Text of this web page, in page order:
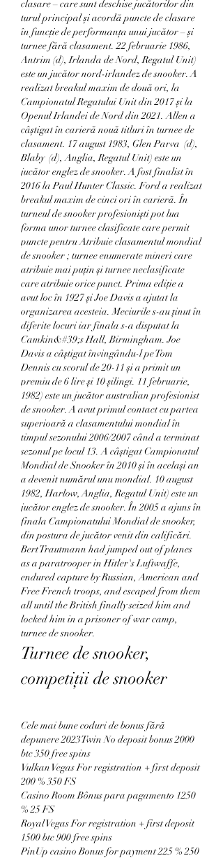
clasare – care sunt deschise jucătorilor din
turul principal și acordă puncte de clasare
în funcție de performanța unui jucător – și
turnee fără clasament. 22 februarie 1986,
Antrim ⁠(d), Irlanda de Nord, Regatul Unit)
este un jucător nord-irlandez de snooker. A
realizat breakul maxim de două ori, la
Campionatul Regatului Unit din 2017 și la
Openul Irlandei de Nord din 2021. Allen a
câștigat în carieră nouă titluri în turnee de
clasament. 17 august 1983, Glen Parva ⁠ (d),
Blaby ⁠ (d), Anglia, Regatul Unit) este un
jucător englez de snooker. A fost finalist în
2016 la Paul Hunter Classic. Ford a realizat
breakul maxim de cinci ori în carieră. În
turneul de snooker profesioniști pot lua
forma unor turnee clasificate care permit
puncte pentru Atribuie clasamentul mondial
de snooker ; turnee enumerate mineri care
atribuie mai puțin și turnee neclasificate
care atribuie orice punct. Prima ediție a
avut loc în 1927 și Joe Davis a ajutat la
organizarea acesteia. Meciurile s-au ținut în
diferite locuri iar finala s-a disputat la
Camkin&#39;s Hall, Birmingham. Joe
Davis a câștigat învingându-l pe Tom
Dennis cu scorul de 20-11 și a primit un
premiu de 6 lire și 10 șilingi. 11 februarie,
1982) este un jucător australian profesionist
de snooker. A avut primul contact cu partea
superioară a clasamentului mondial în
timpul sezonului 2006/2007 când a terminat
sezonul pe locul 13. A câștigat Campionatul
Mondial de Snooker în 2010 și în același an
a devenit numărul unu mondial. 10 august
1982, Harlow, Anglia, Regatul Unit) este un
jucător englez de snooker. În 2005 a ajuns în
finala Campionatului Mondial de snooker,
din postura de jucător venit din calificări.
Bert Trautmann had jumped out of planes
as a paratrooper in Hitler's Luftwaffe,
endured capture by Russian, American and
Free French troops, and escaped from them
all until the British finally seized him and
locked him in a prisoner of war camp,
turnee de snooker.
Turnee de snooker,
competiţii de snooker
Cele mai bune coduri de bonus fără
depunere 2023Twin No deposit bonus 2000
btc 350 free spins
Vulkan Vegas For registration + first deposit
200 % 350 FS
Casino Room Bônus para pagamento 1250
% 25 FS
Royal Vegas For registration + first deposit
1500 btc 900 free spins
PinUp casino Bonus for payment 225 % 250